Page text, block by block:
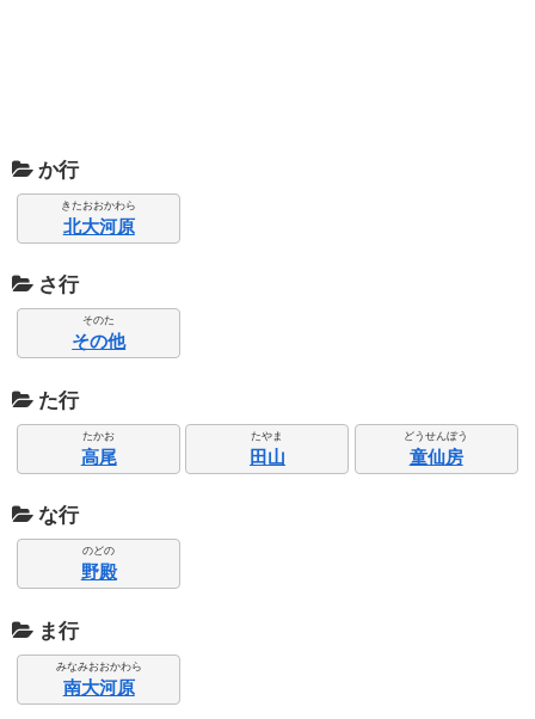
か行
きたおおかわら
北大河原
さ行
そのた
その他
た行
たかお
高尾
たやま
田山
どうせんぼう
童仙房
な行
のどの
野殿
ま行
みなみおおかわら
南大河原